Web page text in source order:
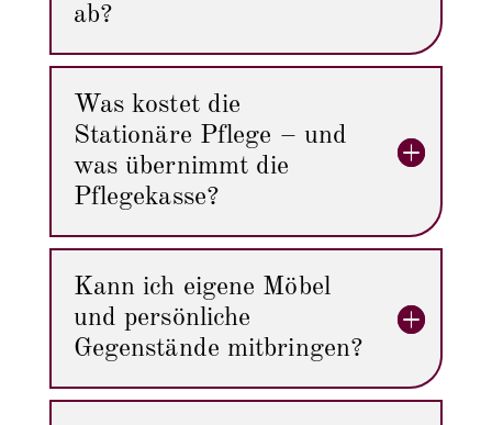
ab?
Was kostet die
Stationäre Pflege – und
was übernimmt die
Pflegekasse?
Kann ich eigene Möbel
und persönliche
Gegenstände mitbringen?